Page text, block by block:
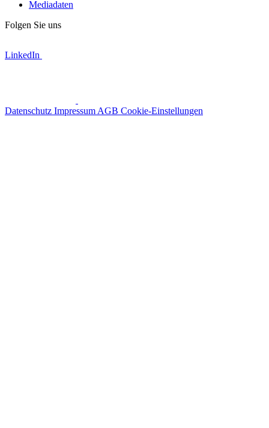
Mediadaten
Folgen Sie uns
LinkedIn
Datenschutz Impressum AGB Cookie-Einstellungen